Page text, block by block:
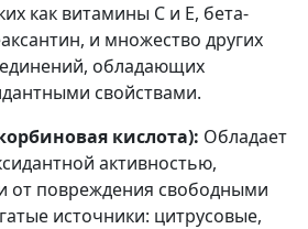
как витамины С и Е, бета-
и множество других
обладающих
свойствами.
кислота): Обладает
активностью,
от повреждения свободными
источники: цитрусовые,